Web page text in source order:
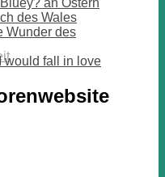
des Wales
Wunder des
would fall in love